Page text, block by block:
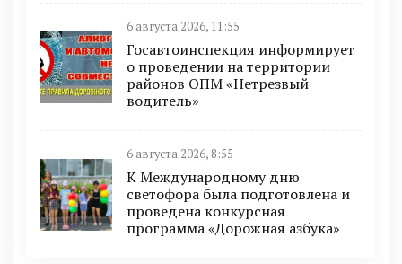
6 августа 2026, 11:55
Госавтоинспекция информирует
о проведении на территории
районов ОПМ «Нетрезвый
водитель»
6 августа 2026, 8:55
К Международному дню
светофора была подготовлена и
проведена конкурсная
программа «Дорожная азбука»